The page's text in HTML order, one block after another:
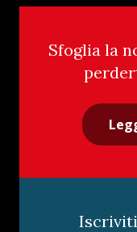
Sfoglia la